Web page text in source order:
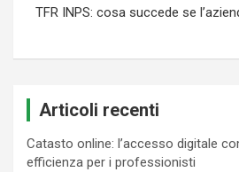
TFR INPS: cosa succede se
Articoli recenti
Catasto online: l’accesso digitale
efficienza per i professionisti